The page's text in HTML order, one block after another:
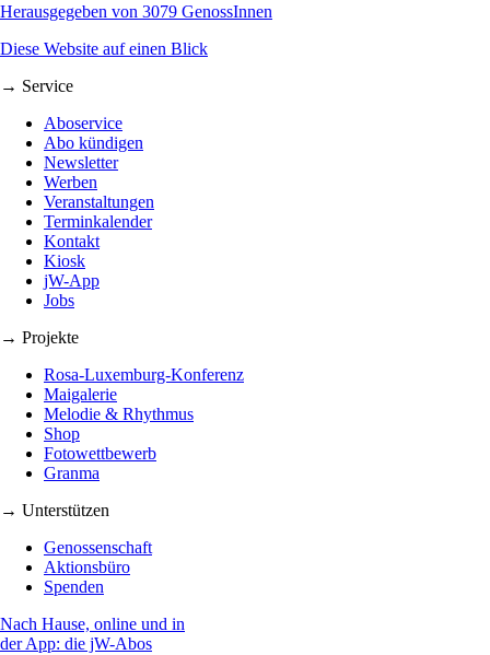
Herausgegeben von 3079 GenossInnen
Diese Website auf einen Blick
→ Service
Aboservice
Abo kündigen
Newsletter
Werben
Veranstaltungen
Terminkalender
Kontakt
Kiosk
jW-App
Jobs
→ Projekte
Rosa-Luxemburg-Konferenz
Maigalerie
Melodie & Rhythmus
Shop
Fotowettbewerb
Granma
→ Unterstützen
Genossenschaft
Aktionsbüro
Spenden
Nach Hause, online und in
der App: die jW-Abos